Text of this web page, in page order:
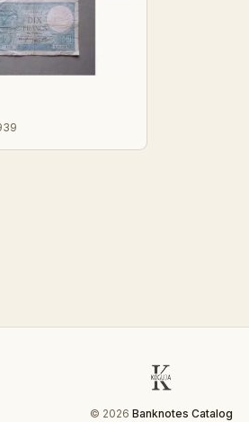
© 2026 Banknotes Catalog